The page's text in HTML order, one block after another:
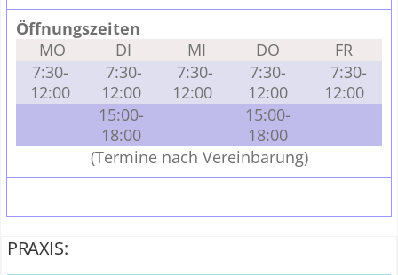
Öffnungszeiten
MO
DI MI DO
FR
7:30-
12:00
7:30-
12:00
7:30-
12:00
7:30-
12:00
7:30-
12:00
15:00-
18:00
15:00-
18:00
(Termine nach Vereinbarung)
PRAXIS: